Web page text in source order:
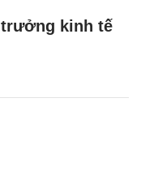
kinh tế